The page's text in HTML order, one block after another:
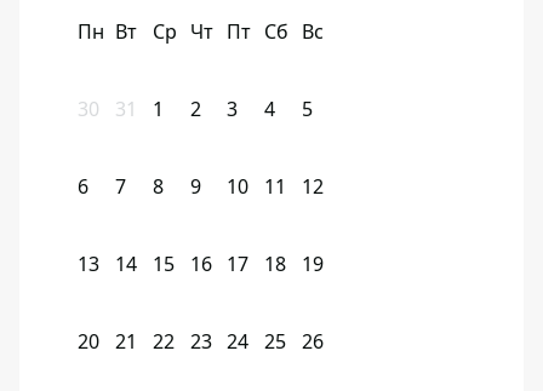
Пн Вт Ср Чт Пт Сб Вс
30 31 1 2 3 4 5
6 7 8 9 10 11 12
13 14 15 16 17 18 19
20 21 22 23 24 25 26